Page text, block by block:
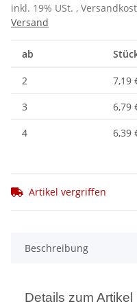
inkl. 19% USt. ,
Versand
ab
2 7,19
3
6,79
4
6,39
Artikel vergriffen
Beschreibung
Details zum Artikel